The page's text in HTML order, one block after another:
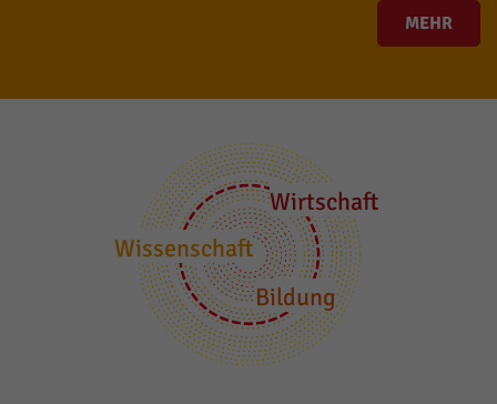
MEHR
Wirtschaft
Wissenschaft
Bildung